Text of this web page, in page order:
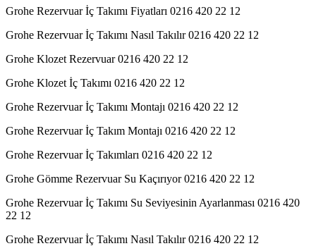
Grohe Rezervuar İç Takımı Fiyatları 0216 420 22 12
Grohe Rezervuar İç Takımı Nasıl Takılır 0216 420 22 12
Grohe Klozet Rezervuar 0216 420 22 12
Grohe Klozet İç Takımı 0216 420 22 12
Grohe Rezervuar İç Takımı Montajı 0216 420 22 12
Grohe Rezervuar İç Takım Montajı 0216 420 22 12
Grohe Rezervuar İç Takımları 0216 420 22 12
Grohe Gömme Rezervuar Su Kaçırıyor 0216 420 22 12
Grohe Rezervuar İç Takımı Su Seviyesinin Ayarlanması 0216 420
22 12
Grohe Rezervuar İç Takımı Nasıl Takılır 0216 420 22 12